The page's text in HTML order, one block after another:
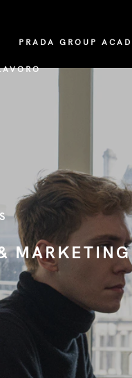
PRADA GROUP
MARKETING